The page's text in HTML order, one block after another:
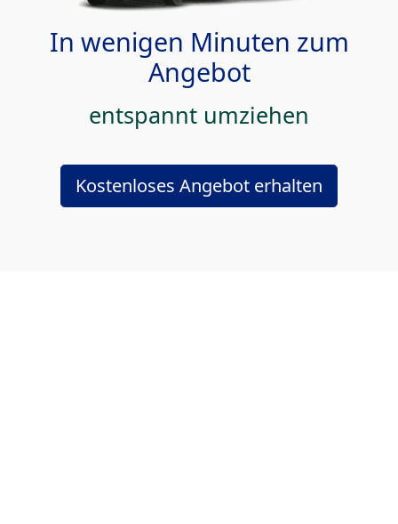
In wenigen Minuten zum
Angebot
entspannt umziehen
Kostenloses Angebot erhalten